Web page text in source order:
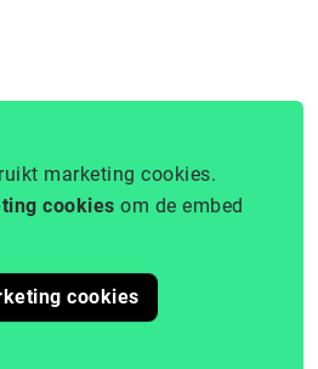
marketing cookies.
cookies om de embed
cookies